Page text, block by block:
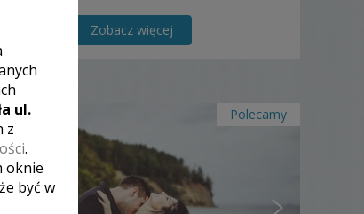
Zobacz więcej
Polecamy
ul.
z
.
oknie
być w